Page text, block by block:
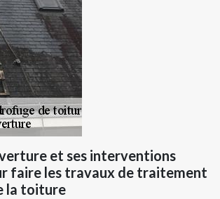
et ses interventions
faire les travaux de traitement
la toiture